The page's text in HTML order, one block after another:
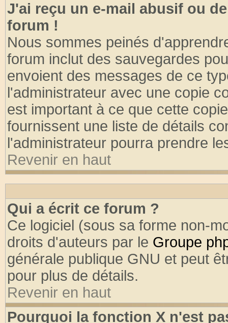
J'ai reçu un e-mail abusif ou
forum !
Nous sommes peinés
forum inclut des sauvegardes
envoient des messages de ce
l'administrateur avec une copie
est important à ce que cette
fournissent une liste de détails
l'administrateur pourra prendre
Revenir en haut
Qui a écrit ce forum ?
Ce logiciel (sous sa forme non-
droits d'auteurs par le Groupe
générale publique GNU et peut
pour plus de détails.
Revenir en haut
Pourquoi la fonction X n'est